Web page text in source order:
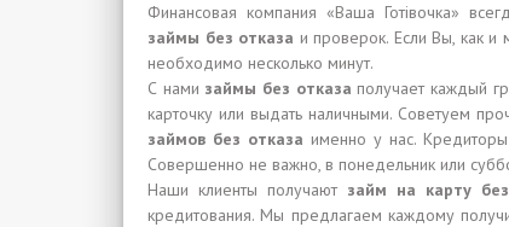
Финансовая компания «Ваша Готівочка»
займы без отказа и проверок. Если Вы, как
необходимо несколько минут.
С нами займы без отказа получает каждый
карточку или выдать наличными. Советуем
займов без отказа именно у нас.
Совершенно не важно, в понедельник или
Наши клиенты получают займ на карту
кредитования. Мы предлагаем каждому